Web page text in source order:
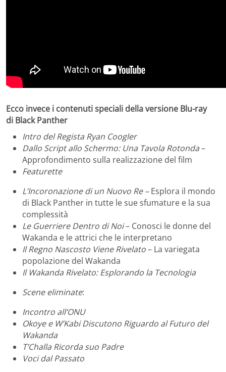
Ecco invece i contenuti speciali della versione Blu-ray
di Black Panther
Intro del Regista Ryan Coogler
Dallo Script allo Schermo: Una Tavola Rotonda–
Approfondimento sulla realizzazione del film
Featurette
L’Incoronazione di un Nuovo Re –Esplora il mondo
di Black Panther in tutte le sue sfumature e la sua
complessità
Le Guerriere Dentro di Noi– Conosci le donne del
Wakanda e le attrici che le interpretano
Il Regno Nascosto Viene Rivelato– La variegata
popolazione del Wakanda
Il Wakanda Rivelato: Esplorando la Tecnologia
Scene eliminate:
Incontro all’ONU
Okoye e W’Kabi Discutono Riguardo al Futuro del
Wakanda
T’Challa Ricorda suo Padre
Voci dal Passato